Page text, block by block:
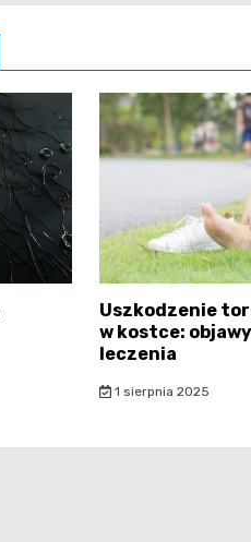
Uszkodzenie
w kostce:
leczenia
1 sierpnia 2025